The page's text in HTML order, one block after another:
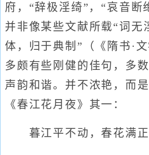
府，“辞极淫绮”，“哀音断
并非像某些文献所载“词无
体，归于典制”（《隋书·
多颇有些刚健的佳句，多
声韵和谐。并不浓艳，而
《春江花月夜》其一：
暮江平不动，春花满正